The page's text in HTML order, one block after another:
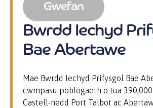
Gwefan
Bwrdd Iechyd
Bae Abertawe
Mae Bwrdd Iechyd Prifysgol Bae
cwmpasu poblogaeth o tua
Castell-nedd Port Talbot ac